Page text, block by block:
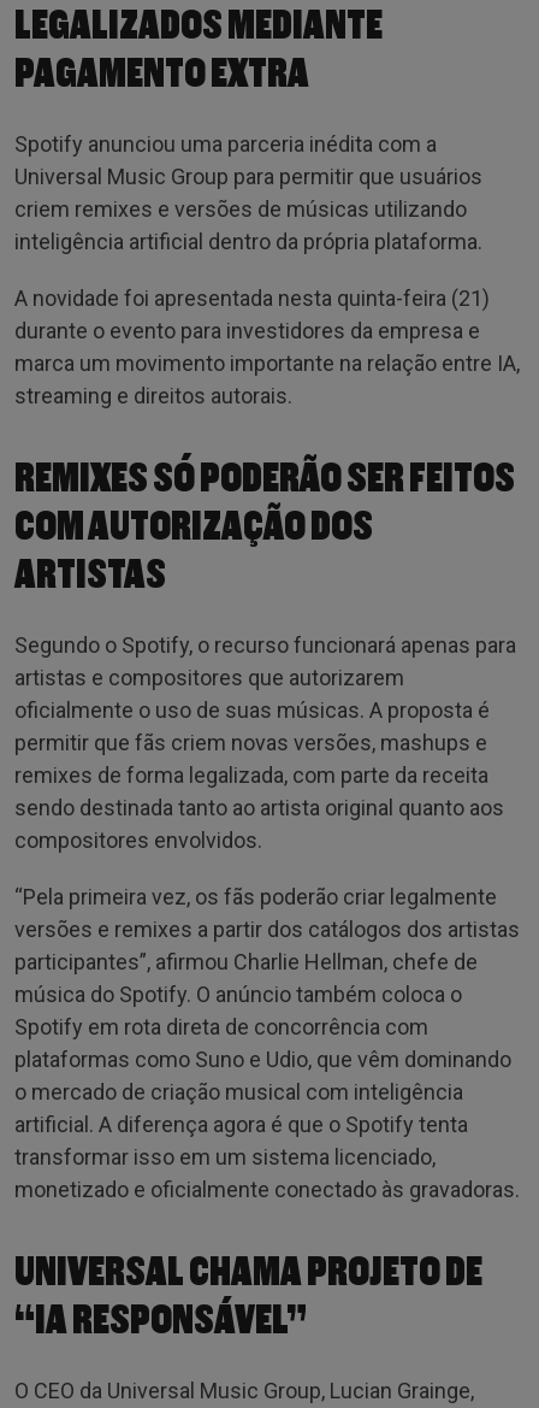
LEGALIZADOS MEDIANTE
PAGAMENTO EXTRA
Spotify anunciou uma parceria inédita com a
Universal Music Group para permitir que usuários
criem remixes e versões de músicas utilizando
inteligência artificial dentro da própria plataforma.
A novidade foi apresentada nesta quinta-feira (21)
durante o evento para investidores da empresa e
marca um movimento importante na relação entre IA,
streaming e direitos autorais.
REMIXES SÓ PODERÃO SER FEITOS
COM AUTORIZAÇÃO DOS
ARTISTAS
Segundo o Spotify, o recurso funcionará apenas para
artistas e compositores que autorizarem
oficialmente o uso de suas músicas. A proposta é
permitir que fãs criem novas versões, mashups e
remixes de forma legalizada, com parte da receita
sendo destinada tanto ao artista original quanto aos
compositores envolvidos.
“Pela primeira vez, os fãs poderão criar legalmente
versões e remixes a partir dos catálogos dos artistas
participantes”, afirmou Charlie Hellman, chefe de
música do Spotify. O anúncio também coloca o
Spotify em rota direta de concorrência com
plataformas como Suno e Udio, que vêm dominando
o mercado de criação musical com inteligência
artificial. A diferença agora é que o Spotify tenta
transformar isso em um sistema licenciado,
monetizado e oficialmente conectado às gravadoras.
UNIVERSAL CHAMA PROJETO DE
“IA RESPONSÁVEL”
O CEO da Universal Music Group, Lucian Grainge,